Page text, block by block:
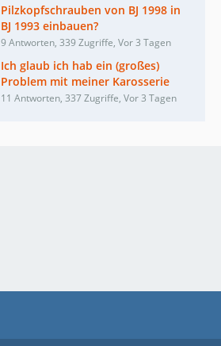
Pilzkopfschrauben von BJ 1998 in
BJ 1993 einbauen?
9 Antworten, 339 Zugriffe, Vor 3 Tagen
Ich glaub ich hab ein (großes)
Problem mit meiner Karosserie
11 Antworten, 337 Zugriffe, Vor 3 Tagen